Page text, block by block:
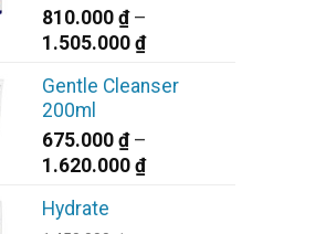
810.000 ₫ –
1.505.000 ₫Khoảng
từ
1.505.000 ₫
Gentle Cleanser
200ml
675.000 ₫ –
1.620.000 ₫Khoảng
Hydrate